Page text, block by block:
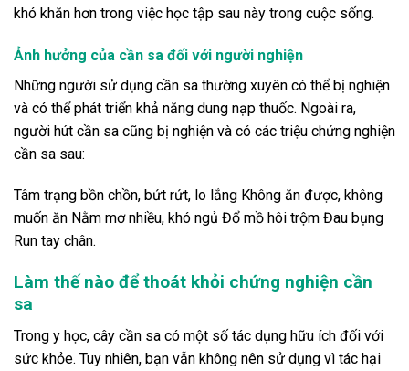
khó khăn hơn trong việc học tập sau này trong cuộc sống.
Ảnh hưởng của cần sa đối với người nghiện
Những người sử dụng cần sa thường xuyên có thể bị nghiện
và có thể phát triển khả năng dung nạp thuốc. Ngoài ra,
người hút cần sa cũng bị nghiện và có các triệu chứng nghiện
cần sa sau:
Tâm trạng bồn chồn, bứt rứt, lo lắng Không ăn được, không
muốn ăn Nằm mơ nhiều, khó ngủ Đổ mồ hôi trộm Đau bụng
Run tay chân.
Làm thế nào để thoát khỏi chứng nghiện cần
sa
Trong y học, cây cần sa có một số tác dụng hữu ích đối với
sức khỏe. Tuy nhiên, bạn vẫn không nên sử dụng vì tác hại